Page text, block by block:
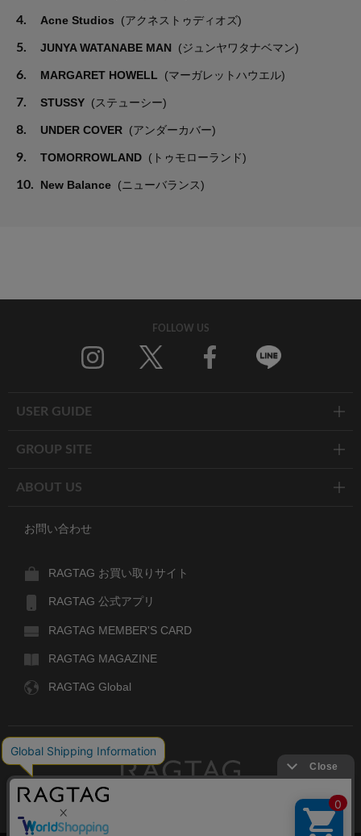
4. Acne Studios (アクネストゥディオズ)
5. JUNYA WATANABE MAN (ジュンヤワタナベマン)
6. MARGARET HOWELL (マーガレットハウエル)
7. STUSSY (ステューシー)
8. UNDER COVER (アンダーカバー)
9. TOMORROWLAND (トゥモローランド)
10. New Balance (ニューバランス)
FOLLOW US
USER GUIDE
GROUP SITE
ABOUT US
お問い合わせ
RAGTAG お買い取りサイト
RAGTAG 公式アプリ
RAGTAG MEMBER'S CARD
RAGTAG MAGAZINE
RAGTAG Global
デザイナーズブランドのユーズド・セレクトショップ